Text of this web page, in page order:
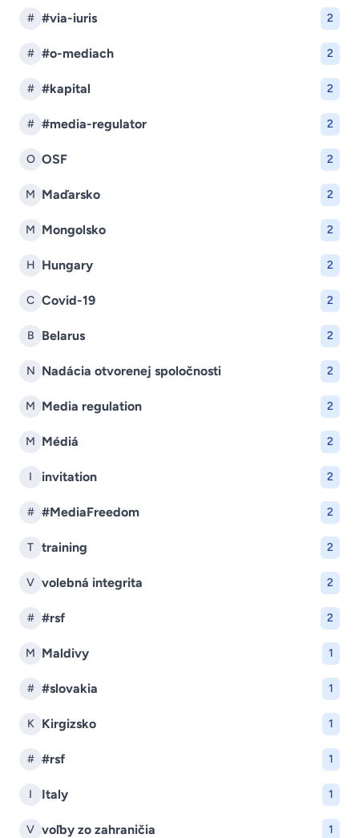
# #via-iuris 2
# #o-mediach 2
# #kapital 2
# #media-regulator 2
O OSF 2
M Maďarsko 2
M Mongolsko 2
H Hungary 2
C Covid-19 2
B Belarus 2
N Nadácia otvorenej spoločnosti 2
M Media regulation 2
M Médiá 2
I invitation 2
# #MediaFreedom 2
T training 2
V volebná integrita 2
# #rsf 2
M Maldivy 1
# #slovakia 1
K Kirgizsko 1
# #rsf 1
I Italy 1
V voľby zo zahraničia 1